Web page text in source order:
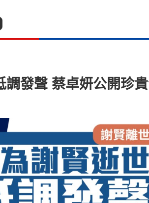
發聲 蔡卓妍公開珍